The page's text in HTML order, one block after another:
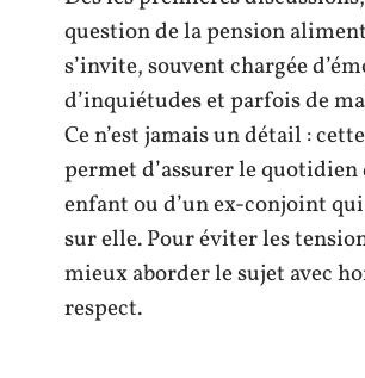
question de la pension
s’invite, souvent chargée
d’inquiétudes et parfois de
Ce n’est jamais un détail :
permet d’assurer le quotidien
enfant ou d’un ex-conjoint
sur elle. Pour éviter les
mieux aborder le sujet avec
respect.